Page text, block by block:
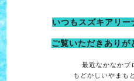
いつもスズキアリ
ご覧いただきありが
最近なかなかブ
もどかしいやまも